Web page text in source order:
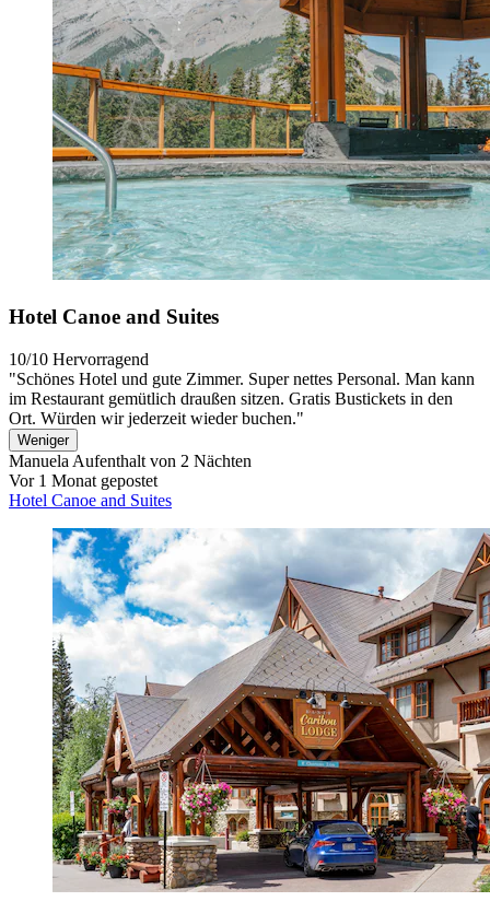
Hotel Canoe and Suites
10/10 Hervorragend
"Schönes Hotel und gute Zimmer. Super nettes Personal. Man kann
im Restaurant gemütlich draußen sitzen. Gratis Bustickets in den
Ort. Würden wir jederzeit wieder buchen."
Weniger
Manuela Aufenthalt von 2 Nächten
Vor 1 Monat gepostet
Hotel Canoe and Suites